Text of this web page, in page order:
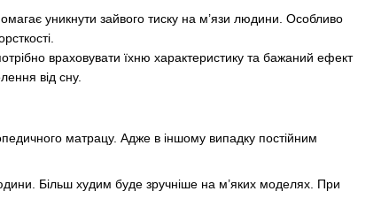
уникнути зайвого тиску на м’язи людини. Особливо
враховувати їхню характеристику та бажаний ефект
від сну.
матрацу. Адже в іншому випадку постійним
Більш худим буде зручніше на м’яких моделях. При